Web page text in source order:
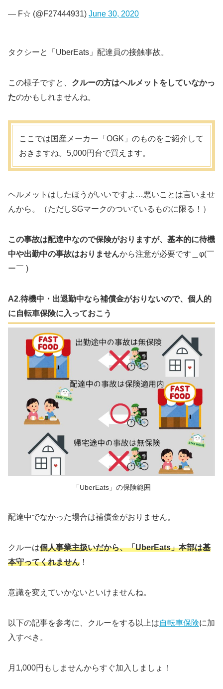
— F☆ (@F27444931) June 30, 2020
タクシーと「UberEats」配達員の接触事故。
この様子ですと、 クルーの方はヘルメットをしていなかっ
たのかもしれませんね。
ここでは国産メーカー「OGK」のものをご紹介して
おきますね。5,000円台で買えます。
ヘルメットはしたほうがいいですよ…悪いことは言いませ
んから。（ただしSGマークのついているものに限る！）
この事故は配達中なので保険がおりますが、基本的に待機
中や出勤中の事故はおりませんから注意が必要です＿φ(￣
ー￣ )
A2.待機中・出退勤中なら補償金がおりないので、個人的
に自転車保険に入っておこう
「UberEats」の保険範囲
配達中でなかった場合は補償金がおりません。
クルーは個人事業主扱いだから、「UberEats」本部は基
本守ってくれません ！
意識を変えていかないといけませんね。
以下の記事を参考に、クルーをする以上は自転車保険に加
入すべき。
月1,000円もしませんからすぐ加入しましょ！